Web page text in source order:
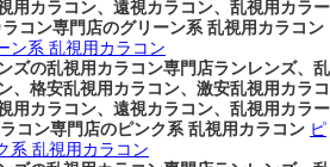
用カラコン、遠視カラコン、乱視用カラー
コン専門店のグリーン系 乱視用カラコン
ン系 乱視用カラコン
ズの乱視用カラコン専門店ランレンズ、乱
、格安乱視用カラコン、激安乱視用カラコ
用カラコン、遠視カラコン、乱視用カラー
コン専門店のピンク系 乱視用カラコン ピ
系 乱視用カラコン